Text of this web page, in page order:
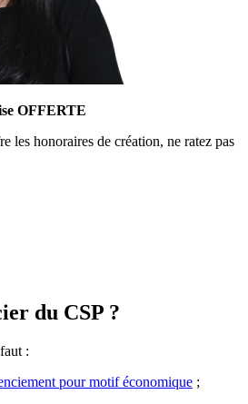
OFFERTE
les honoraires de création, ne ratez pas
du CSP ?
:
pour motif économique ;